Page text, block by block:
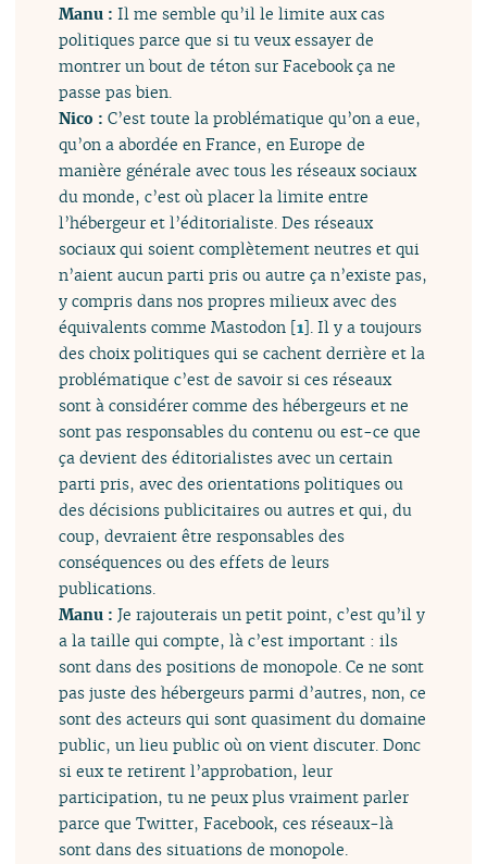
Manu :Il me semble qu’il le limite aux cas
politiques parce que si tu veux essayer de
montrer un bout de téton sur Facebook ça ne
passe pas bien.
Nico :C’est toute la problématique qu’on a eue,
qu’on a abordée en France, en Europe de
manière générale avec tous les réseaux sociaux
du monde, c’est où placer la limite entre
l’hébergeur et l’éditorialiste. Des réseaux
sociaux qui soient complètement neutres et qui
n’aient aucun parti pris ou autre ça n’existe pas,
y compris dans nos propres milieux avec des
équivalents comme Mastodon [1]. Il y a toujours
des choix politiques qui se cachent derrière et la
problématique c’est de savoir si ces réseaux
sont à considérer comme des hébergeurs et ne
sont pas responsables du contenu ou est-ce que
ça devient des éditorialistes avec un certain
parti pris, avec des orientations politiques ou
des décisions publicitaires ou autres et qui, du
coup, devraient être responsables des
conséquences ou des effets de leurs
publications.
Manu :Je rajouterais un petit point, c’est qu’il y
a la taille qui compte, là c’est important : ils
sont dans des positions de monopole. Ce ne sont
pas juste des hébergeurs parmi d’autres, non, ce
sont des acteurs qui sont quasiment du domaine
public, un lieu public où on vient discuter. Donc
si eux te retirent l’approbation, leur
participation, tu ne peux plus vraiment parler
parce que Twitter, Facebook, ces réseaux-là
sont dans des situations de monopole.